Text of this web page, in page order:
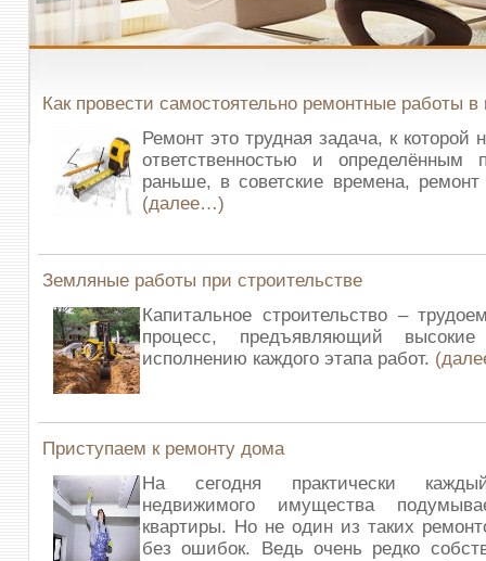
Как провести самостоятельно ремонтные работы в
Ремонт это трудная задача, к которой
ответственностью и определённым
раньше, в советские времена, ремонт
(далее…)
Земляные работы при строительстве
Капитальное строительство –
процесс, предъявляющий
исполнению каждого этапа работ.
Приступаем к ремонту дома
На сегодня практически
недвижимого имущества
квартиры. Но не один из таких
без ошибок. Ведь очень редко